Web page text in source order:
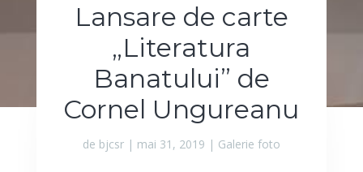
Lansare de carte
„Literatura
Banatului” de
Cornel Ungureanu
de bjcsr| mai 31, 2019 | Galerie foto